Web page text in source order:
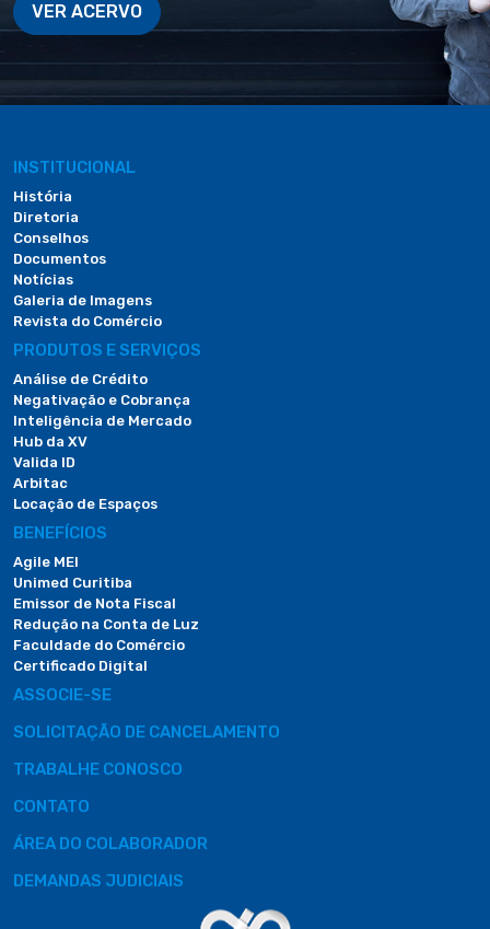
VER ACERVO
INSTITUCIONAL
História
Diretoria
Conselhos
Documentos
Notícias
Galeria de Imagens
Revista do Comércio
PRODUTOS E SERVIÇOS
Análise de Crédito
Negativação e Cobrança
Inteligência de Mercado
Hub da XV
Valida ID
Arbitac
Locação de Espaços
BENEFÍCIOS
Agile MEI
Unimed Curitiba
Emissor de Nota Fiscal
Redução na Conta de Luz
Faculdade do Comércio
Certificado Digital
ASSOCIE-SE
SOLICITAÇÃO DE CANCELAMENTO
TRABALHE CONOSCO
CONTATO
ÁREA DO COLABORADOR
DEMANDAS JUDICIAIS